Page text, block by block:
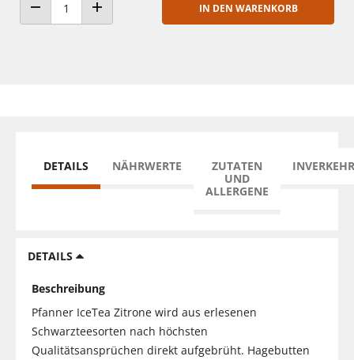
ANZAHL VERRINGERNANZAHL ERHÖHEN
IN DEN WARENKORB
DETAILS NÄHRWERTE
ZUTATEN
UND
ALLERGENE
DETAILS
Beschreibung
Pfanner IceTea Zitrone wird aus erlesenen
Schwarzteesorten nach höchsten
Qualitätsansprüchen direkt aufgebrüht. Hagebutten